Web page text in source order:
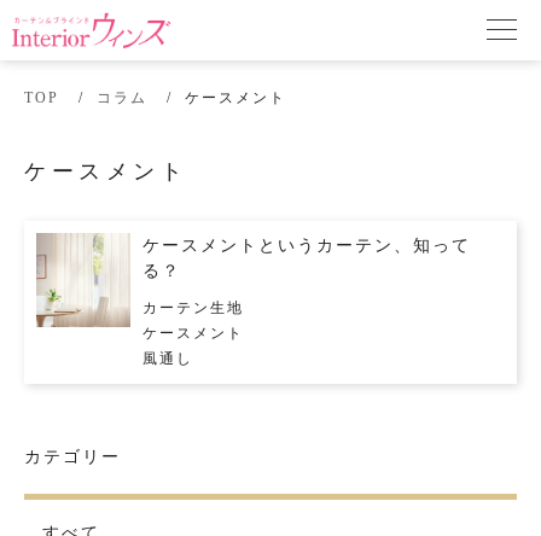
TOP コラム ケースメント
ケースメント
ケースメントというカーテン、知って
る？
カーテン生地
ケースメント
風通し
カテゴリー